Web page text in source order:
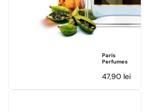
Paris
Perfumes
47,90 lei